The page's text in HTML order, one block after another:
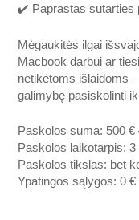
✔️ Paprastas sutarties
Mėgaukitės ilgai
Macbook darbui ar
netikėtoms išlaidoms
galimybę pasiskolinti
Paskolos suma: 500 €
Paskolos laikotarpis:
Paskolos tikslas: bet
Ypatingos sąlygos: 0